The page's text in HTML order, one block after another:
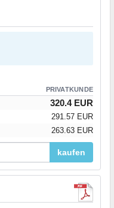
PRIVATKUNDE
320.4 EUR
291.57 EUR
263.63 EUR
kaufen